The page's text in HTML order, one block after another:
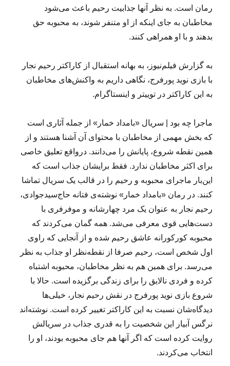
رمان است. به نظر آنها جذابیت رحیم باعث می‌شود
مخاطبان به جای اینکه از او متنفر شوند، به محبوبه حق
بدهند و با او همراهی کنند.
به گزارش فیلم‌نیوز، به بهانه استقبال از کاراکتر رحیم نجار
با بازی نوید پورفرج، نگاهی داریم به واکنش‌های مخاطبان
به این کاراکتر در توییتر و اینستاگرام.
ماجرا چه بود | سریال «بامداد خمار» از جمله آثاری است
که بخش مهمی از مخاطبان با محتوای آن آشنا هستند و از
همین نقطه شروع، پایانش را می‌دانند. درواقع تعلیق خاصی
برای اکثر مخاطبان ندارد. فقط برایشان جذاب است که
این‌بار ماجرای محبوبه و رحیم را در قالب یک سریال تماشا
کنند. در رمان «بامداد خمار» نوشته‌ی فتانه حاج‌سیدجوادی،
رحیم نجار به عنوان یک مرد چهارشانه و موفرفری با
دست‌هایی قوی معرفی می‌شد. همه گمان می‌کردند که
محبوبه کورکورانه عاشق رحیم شده و از آنجایی که راوی
اول شخص است، رحیم صرفا از نقطه‌نظر او جذاب به نظر
می‌رسد. برای همین هم به نظر مخاطبان، محبوبه اشتباه
کرده و فردی نالایق را برای زندگی برگزیده است. حالا با
شروع بازی نوید پورفرج در نقش رحیم نجار، خیلی‌ها
دیدگاه‌شان نسبت به این کاراکتر تغییر کرده است. نوشته‌اند
نرگس آبیار این شخصیت‌ را به قدری جذاب در سریالش
روایت کرده است که اگر آنها هم جای محبوبه بودند، او را
انتخاب می‌کردند.